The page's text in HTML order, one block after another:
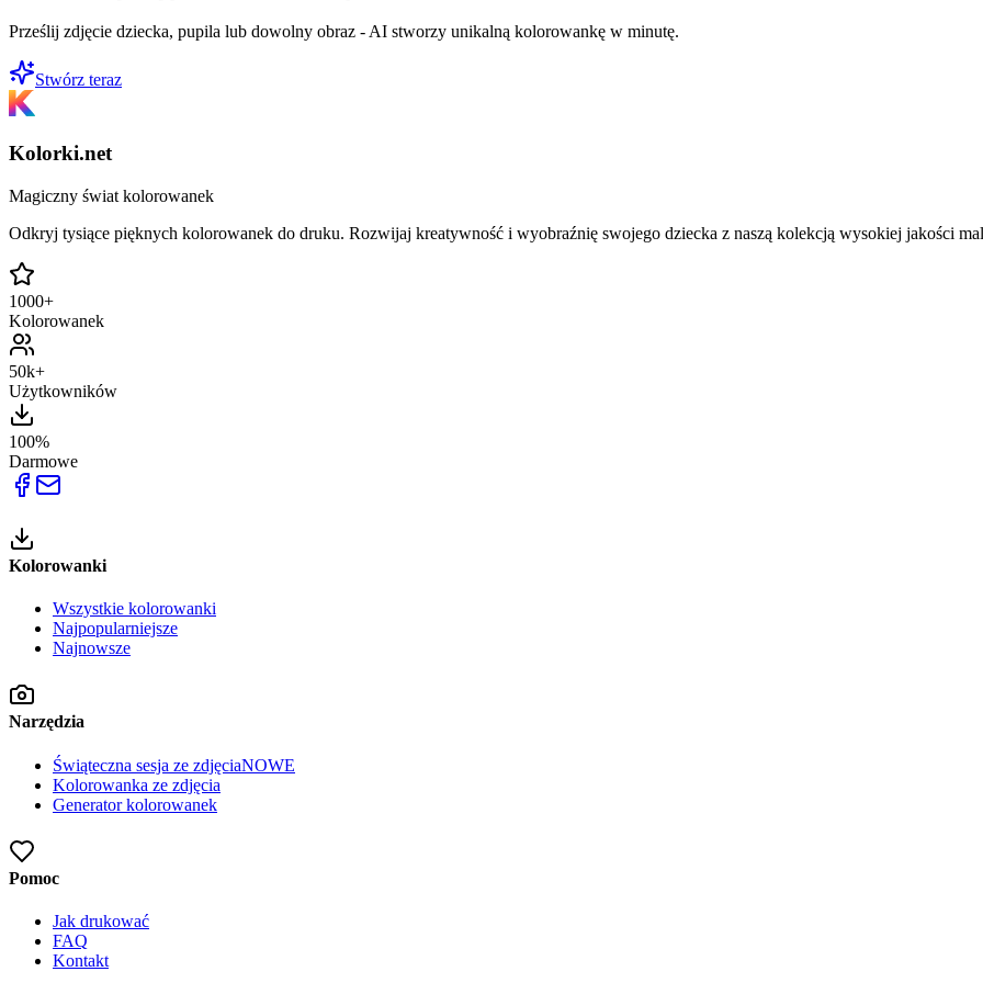
Prześlij zdjęcie dziecka, pupila lub dowolny obraz - AI stworzy unikalną kolorowankę w minutę.
Stwórz teraz
Kolorki.net
Magiczny świat kolorowanek
Odkryj tysiące pięknych kolorowanek do druku. Rozwijaj kreatywność i wyobraźnię swojego dziecka z naszą kolekcją wysokiej jakości
1000+
Kolorowanek
50k+
Użytkowników
100%
Darmowe
Kolorowanki
Wszystkie kolorowanki
Najpopularniejsze
Najnowsze
Narzędzia
Świąteczna sesja ze zdjęciaNOWE
Kolorowanka ze zdjęcia
Generator kolorowanek
Pomoc
Jak drukować
FAQ
Kontakt